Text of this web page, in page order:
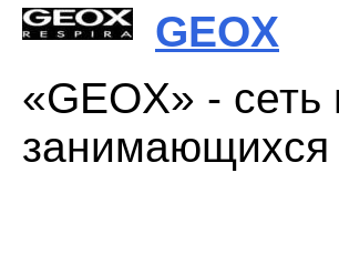
GEOX
«GEOX» -